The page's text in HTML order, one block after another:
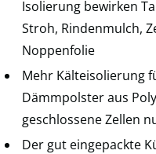
Isolierung bewirken
Stroh, Rindenmulch,
Noppenfolie
Mehr Kälteisolierung
Dämmpolster aus
geschlossene Zellen
Der gut eingepackte